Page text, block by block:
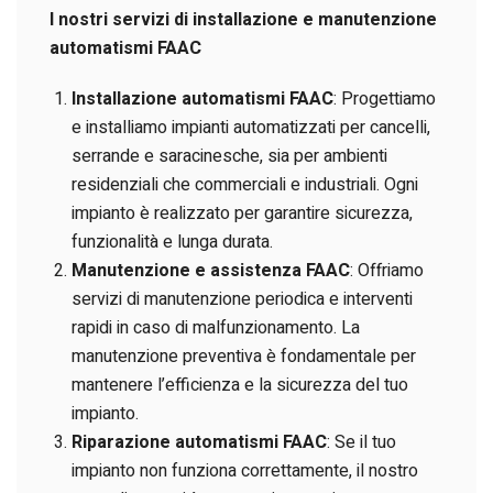
I nostri servizi di installazione e manutenzione
automatismi FAAC
Installazione automatismi FAAC: Progettiamo
e installiamo impianti automatizzati per cancelli,
serrande e saracinesche, sia per ambienti
residenziali che commerciali e industriali. Ogni
impianto è realizzato per garantire sicurezza,
funzionalità e lunga durata.
Manutenzione e assistenza FAAC: Offriamo
servizi di manutenzione periodica e interventi
rapidi in caso di malfunzionamento. La
manutenzione preventiva è fondamentale per
mantenere l’efficienza e la sicurezza del tuo
impianto.
Riparazione automatismi FAAC: Se il tuo
impianto non funziona correttamente, il nostro